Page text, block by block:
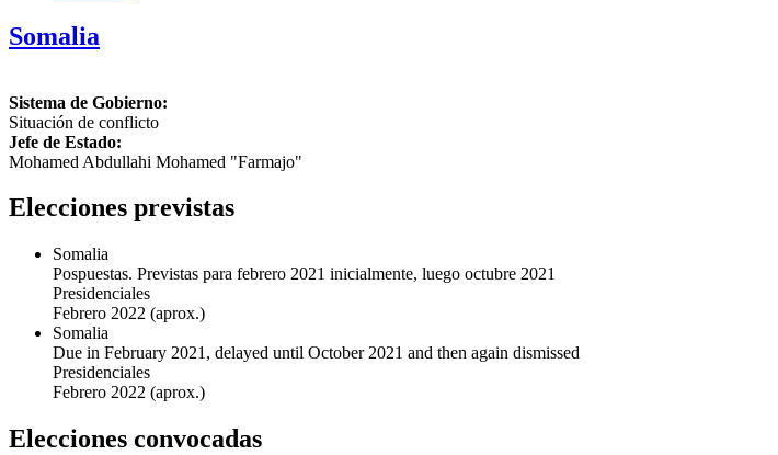
Somalia
Sistema de Gobierno:
Situación de conflicto
Jefe de Estado:
Mohamed Abdullahi Mohamed "Farmajo"
Elecciones previstas
Somalia
Pospuestas. Previstas para febrero 2021 inicialmente, luego octubre 2021
Presidenciales
Febrero 2022 (aprox.)
Somalia
Due in February 2021, delayed until October 2021 and then again dismissed
Presidenciales
Febrero 2022 (aprox.)
Elecciones convocadas